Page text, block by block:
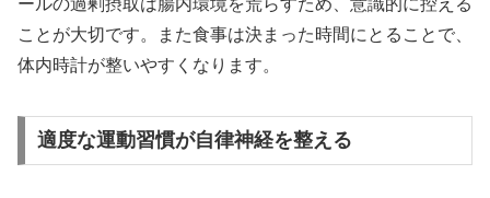
ことが大切です。また食事は決まった時間にとることで、
体内時計が整いやすくなります。
適度な運動習慣が自律神経を整える